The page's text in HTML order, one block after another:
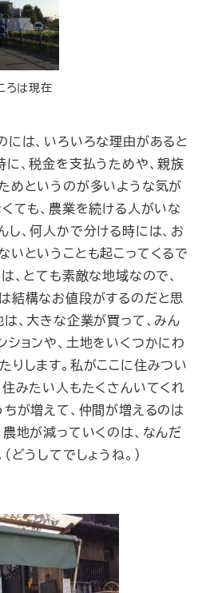
ろは現在
には、いろいろな理由があると
に、税金を支払うためや、親族
めというのが多いような気が
ても、農業を続ける人がいな
し、何人かで分ける時には、お
いということも起こってくるで
、とても素敵な地域なので、
結構なお値段がするのだと思
、大きな企業が買って、みん
ションや、土地をいくつかにわ
りします。私がここに住みつい
住みたい人もたくさんいてくれ
ちが増えて、仲間が増えるのは
地が減っていくのは、なんだ
どうしてでしょうね。）